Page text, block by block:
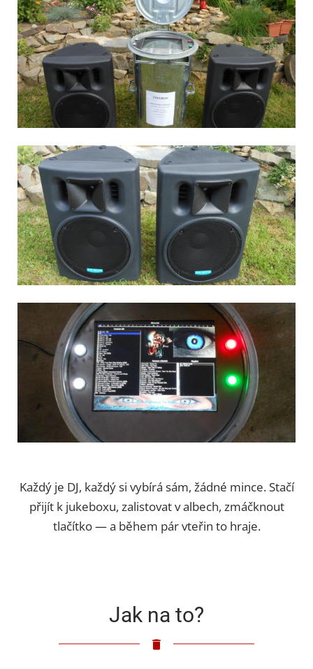
Každý je DJ, každý si vybírá sám, žádné mince. Stačí
přijít k jukeboxu, zalistovat v albech, zmáčknout
tlačítko — a během pár vteřin to hraje.
Jak na to?